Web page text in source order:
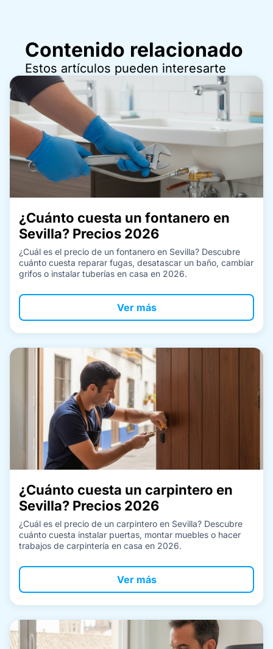
Contenido relacionado
Estos artículos pueden interesarte
¿Cuánto cuesta un fontanero en
Sevilla? Precios 2026
¿Cuál es el precio de un fontanero en Sevilla? Descubre
cuánto cuesta reparar fugas, desatascar un baño, cambiar
grifos o instalar tuberías en casa en 2026.
Ver más
¿Cuánto cuesta un carpintero en
Sevilla? Precios 2026
¿Cuál es el precio de un carpintero en Sevilla? Descubre
cuánto cuesta instalar puertas, montar muebles o hacer
trabajos de carpintería en casa en 2026.
Ver más